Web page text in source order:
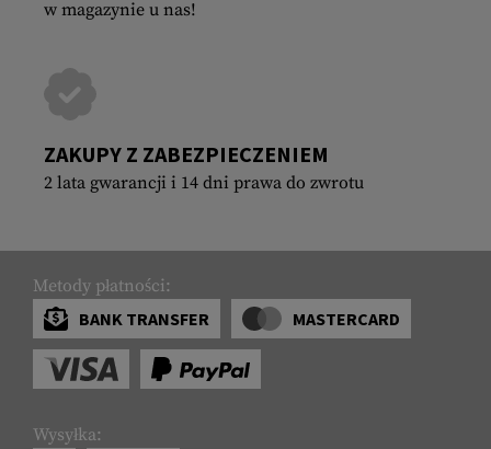
w magazynie u nas!
ZAKUPY Z ZABEZPIECZENIEM
2 lata gwarancji i 14 dni prawa do zwrotu
Metody płatności:
BANK TRANSFER
MASTERCARD
Wysyłka: